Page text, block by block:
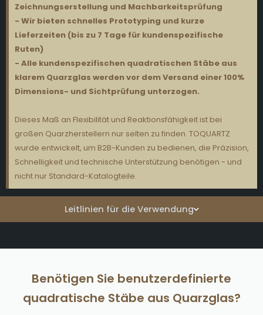
Leitlinien für die Verwendung
Zeichnungserstellung und Machbarkeitsprüfung
- Wir bieten schnelles Prototyping und kurze
Lieferzeiten (bis zu 7 Tage für kundenspezifische
Ruten)
- Alle kundenspezifischen quadratischen Stäbe aus
klarem Quarzglas werden vor dem Versand einer 100%
Dimensions- und Sichtprüfung unterzogen.
Dieses Maß an Flexibilität und Reaktionsfähigkeit ist bei
großen Quarzherstellern nur selten zu finden. TOQUARTZ
wurde entwickelt, um B2B-Kunden zu bedienen, die Präzision,
Schnelligkeit und technische Unterstützung benötigen - und
nicht nur Standard-Katalogteile.
Benötigen Sie benutzerdefinierte
quadratische Stäbe aus Quarzglas?